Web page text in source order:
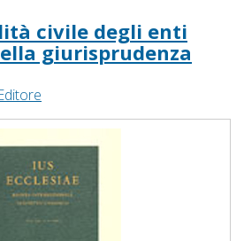
civile degli enti
giurisprudenza